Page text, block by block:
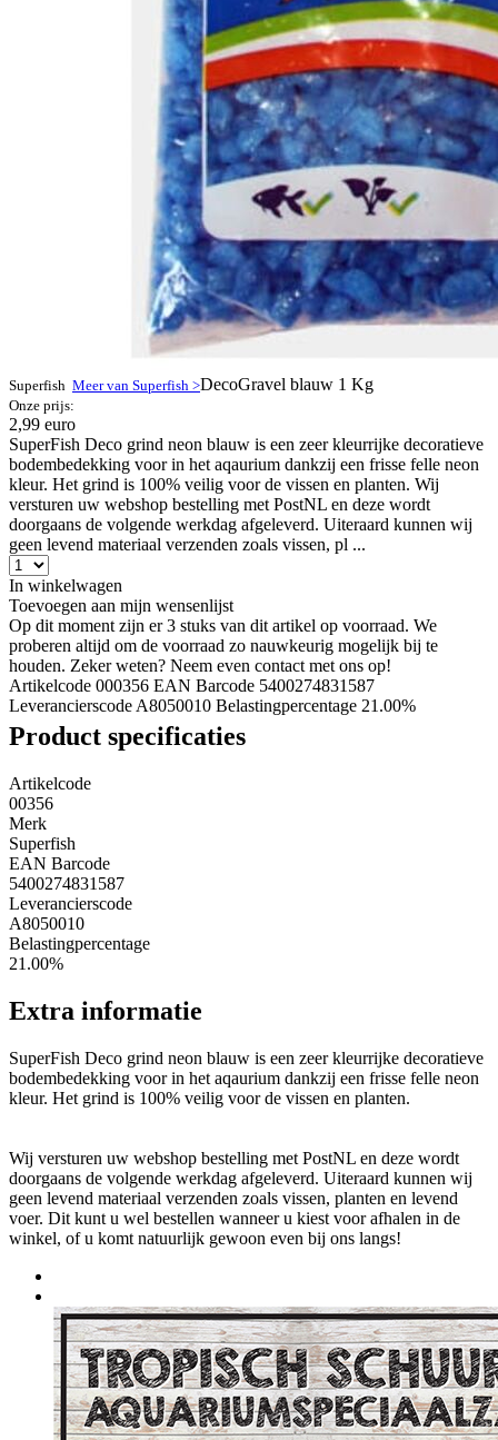
Superfish Meer van Superfish >DecoGravel blauw 1 Kg
Onze prijs:
2,99 euro
SuperFish Deco grind neon blauw is een zeer kleurrijke decoratieve
bodembedekking voor in het aqaurium dankzij een frisse felle neon
kleur. Het grind is 100% veilig voor de vissen en planten. Wij
versturen uw webshop bestelling met PostNL en deze wordt
doorgaans de volgende werkdag afgeleverd. Uiteraard kunnen wij
geen levend materiaal verzenden zoals vissen, pl ...
In winkelwagen
Toevoegen aan mijn wensenlijst
Op dit moment zijn er 3 stuks van dit artikel op voorraad. We
proberen altijd om de voorraad zo nauwkeurig mogelijk bij te
houden. Zeker weten? Neem even contact met ons op!
Artikelcode 000356 EAN Barcode 5400274831587
Leverancierscode A8050010 Belastingpercentage 21.00%
Product specificaties
Artikelcode
00356
Merk
Superfish
EAN Barcode
5400274831587
Leverancierscode
A8050010
Belastingpercentage
21.00%
Extra informatie
SuperFish Deco grind neon blauw is een zeer kleurrijke decoratieve
bodembedekking voor in het aqaurium dankzij een frisse felle neon
kleur. Het grind is 100% veilig voor de vissen en planten.
Wij versturen uw webshop bestelling met PostNL en deze wordt
doorgaans de volgende werkdag afgeleverd. Uiteraard kunnen wij
geen levend materiaal verzenden zoals vissen, planten en levend
voer. Dit kunt u wel bestellen wanneer u kiest voor afhalen in de
winkel, of u komt natuurlijk gewoon even bij ons langs!